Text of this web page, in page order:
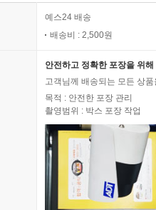
예스24 배송
배송비 : 2,500원
안전하고 정확한 포장을 위
고객님께 배송되는 모든 상
목적 : 안전한 포장 관리
촬영범위 : 박스 포장 작업